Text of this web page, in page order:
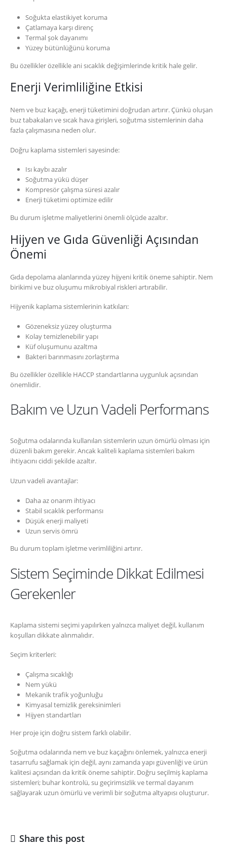
Soğukta elastikiyet koruma
Çatlamaya karşı direnç
Termal şok dayanımı
Yüzey bütünlüğünü koruma
Bu özellikler özellikle ani sıcaklık değişimlerinde kritik hale gelir.
Enerji Verimliliğine Etkisi
Nem ve buz kaçağı, enerji tüketimini doğrudan artırır. Çünkü oluşan
buz tabakaları ve sıcak hava girişleri, soğutma sistemlerinin daha
fazla çalışmasına neden olur.
Doğru kaplama sistemleri sayesinde:
Isı kaybı azalır
Soğutma yükü düşer
Kompresör çalışma süresi azalır
Enerji tüketimi optimize edilir
Bu durum işletme maliyetlerini önemli ölçüde azaltır.
Hijyen ve Gıda Güvenliği Açısından
Önemi
Gıda depolama alanlarında yüzey hijyeni kritik öneme sahiptir. Nem
birikimi ve buz oluşumu mikrobiyal riskleri artırabilir.
Hijyenik kaplama sistemlerinin katkıları:
Gözeneksiz yüzey oluşturma
Kolay temizlenebilir yapı
Küf oluşumunu azaltma
Bakteri barınmasını zorlaştırma
Bu özellikler özellikle HACCP standartlarına uygunluk açısından
önemlidir.
Bakım ve Uzun Vadeli Performans
Soğutma odalarında kullanılan sistemlerin uzun ömürlü olması için
düzenli bakım gerekir. Ancak kaliteli kaplama sistemleri bakım
ihtiyacını ciddi şekilde azaltır.
Uzun vadeli avantajlar:
Daha az onarım ihtiyacı
Stabil sıcaklık performansı
Düşük enerji maliyeti
Uzun servis ömrü
Bu durum toplam işletme verimliliğini artırır.
Sistem Seçiminde Dikkat Edilmesi
Gerekenler
Kaplama sistemi seçimi yapılırken yalnızca maliyet değil, kullanım
koşulları dikkate alınmalıdır.
Seçim kriterleri:
Çalışma sıcaklığı
Nem yükü
Mekanik trafik yoğunluğu
Kimyasal temizlik gereksinimleri
Hijyen standartları
Her proje için doğru sistem farklı olabilir.
Soğutma odalarında nem ve buz kaçağını önlemek, yalnızca enerji
tasarrufu sağlamak için değil, aynı zamanda yapı güvenliği ve ürün
kalitesi açısından da kritik öneme sahiptir. Doğru seçilmiş kaplama
sistemleri; buhar kontrolü, su geçirimsizlik ve termal dayanım
sağlayarak uzun ömürlü ve verimli bir soğutma altyapısı oluşturur.
Share this post